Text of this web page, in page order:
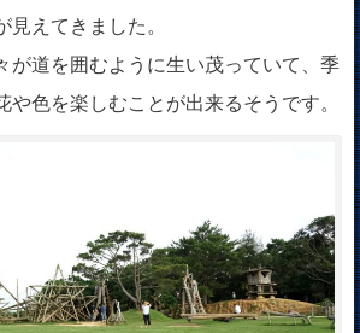
見えてきました。
が道を囲むように生い茂っていて、季
や色を楽しむことが出来るそうです。